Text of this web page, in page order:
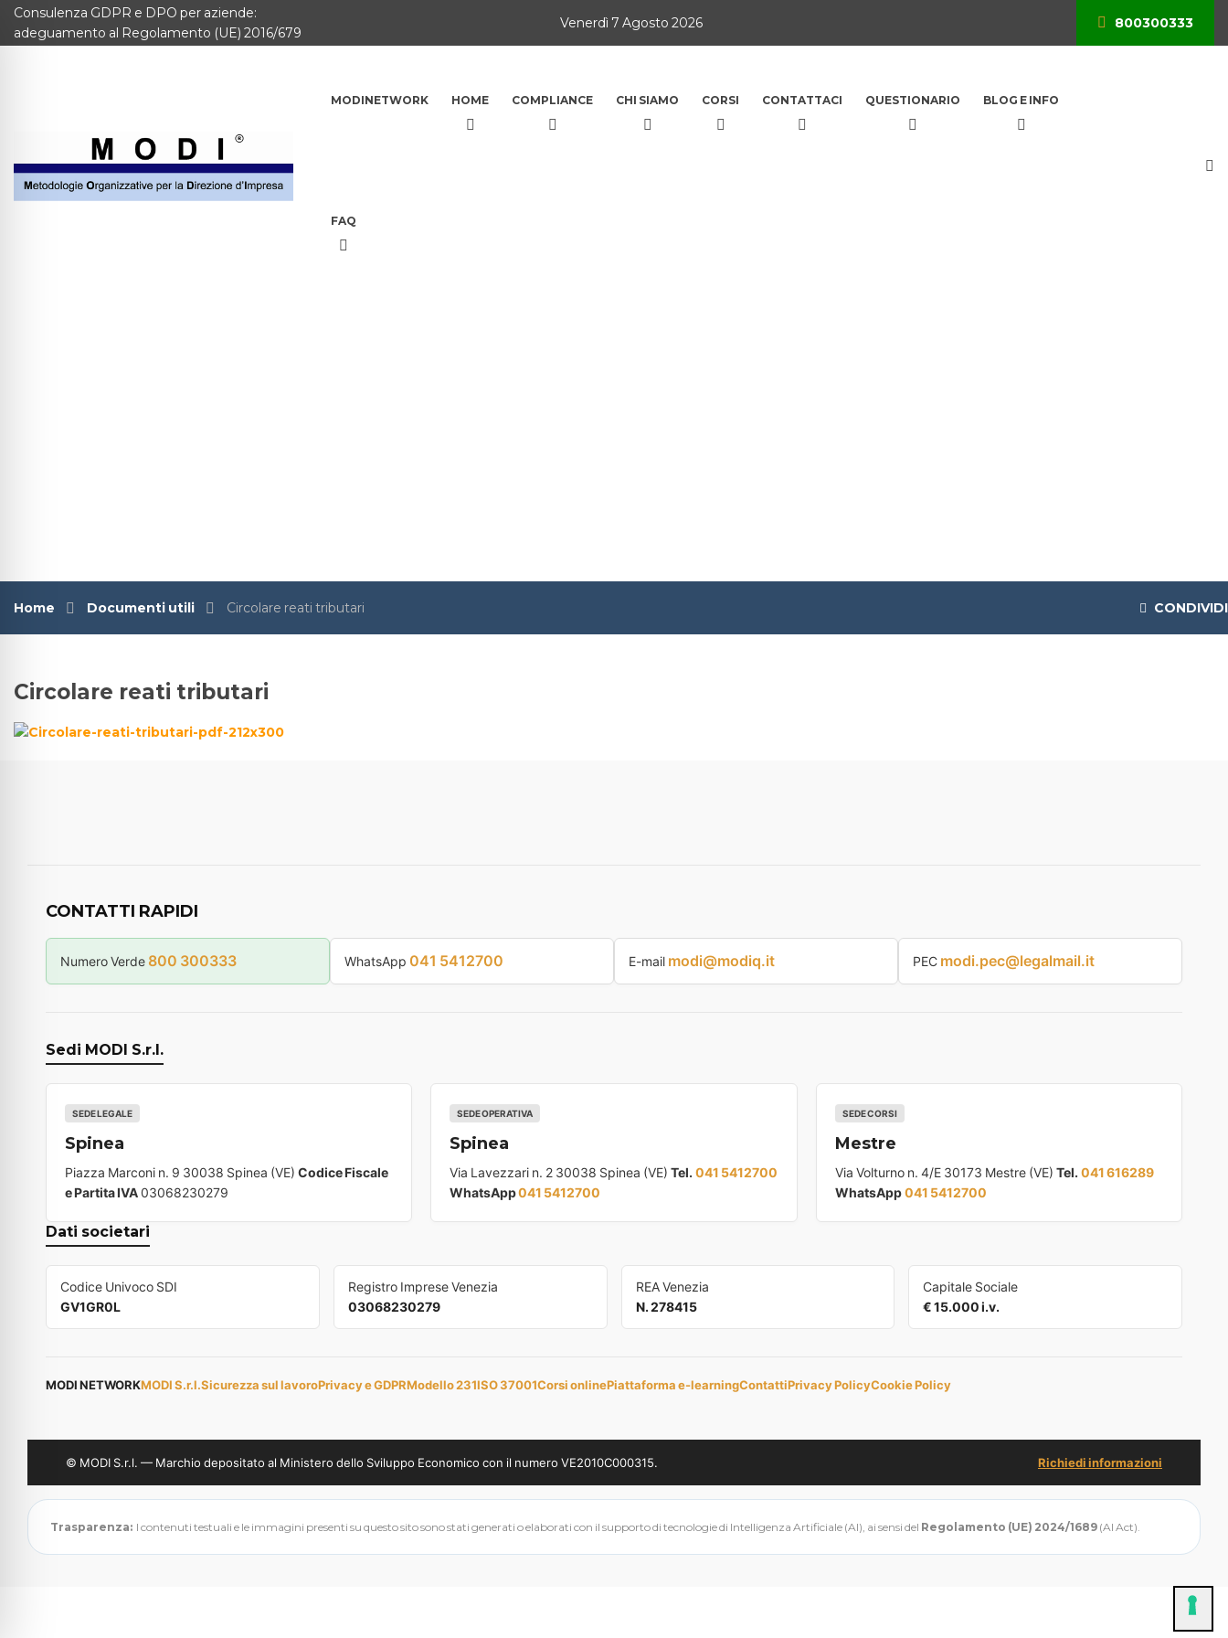
MODINETWORK
Chi Siamo
Corsi
Consulenza GDPR e DPO per aziende:
adeguamento al Regolamento (UE) 2016/679
Venerdì 7 Agosto 2026 800300333
MODINETWORK HOME COMPLIANCE CHI SIAMO CORSI CONTATTACI QUESTIONARIO BLOG E INFO
FAQ
Home Documenti utili Circolare reati tributari CONDIVIDI
Circolare reati tributari
CONTATTI RAPIDI
Numero Verde 800 300333 WhatsApp 041 5412700 E-mail modi@modiq.it PEC modi.pec@legalmail.it
Sedi MODI S.r.l.
SEDE LEGALE
Spinea
Piazza Marconi n. 9 30038 Spinea (VE) Codice Fiscale
e Partita IVA03068230279
SEDE OPERATIVA
Spinea
Via Lavezzari n. 2 30038 Spinea (VE)Tel. 041 5412700
WhatsApp041 5412700
SEDE CORSI
Mestre
Via Volturno n. 4/E 30173 Mestre (VE) Tel. 041 616289
WhatsApp041 5412700
Dati societari
Codice Univoco SDI
GV1GR0L
Registro Imprese Venezia
03068230279
REA Venezia
N. 278415
Capitale Sociale
€ 15.000 i.v.
MODI NETWORKMODI S.r.l.Sicurezza sul lavoroPrivacy e GDPRModello 231ISO 37001Corsi onlinePiattaforma e-learningContattiPrivacy PolicyCookie Policy
© MODI S.r.l. — Marchio depositato al Ministero dello Sviluppo Economico con il numero VE2010C000315. Richiedi informazioni
Trasparenza: I contenuti testuali e le immagini presenti su questo sito sono stati generati o elaborati con il supporto di tecnologie di Intelligenza Artificiale (AI), ai sensi del Regolamento (UE) 2024/1689 (AI Act).